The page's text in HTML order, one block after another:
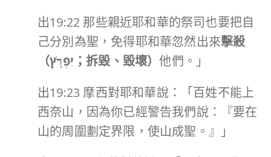
出19:22 那些親近耶和華的祭司也要把自
己分別為聖，免得耶和華忽然出來擊殺
（יִפְרֹ֥ץ ；拆毀、毀壞）他們。」
出19:23 摩西對耶和華說：「百姓不能上
西奈山，因為你已經警告我們說：『要在
山的周圍劃定界限，使山成聖。』」